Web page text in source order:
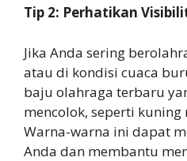
Tip 2: Perhatikan
Jika Anda sering
atau di kondisi cuaca
baju olahraga terbaru
mencolok, seperti kuning
Warna-warna ini dapat
Anda dan membantu